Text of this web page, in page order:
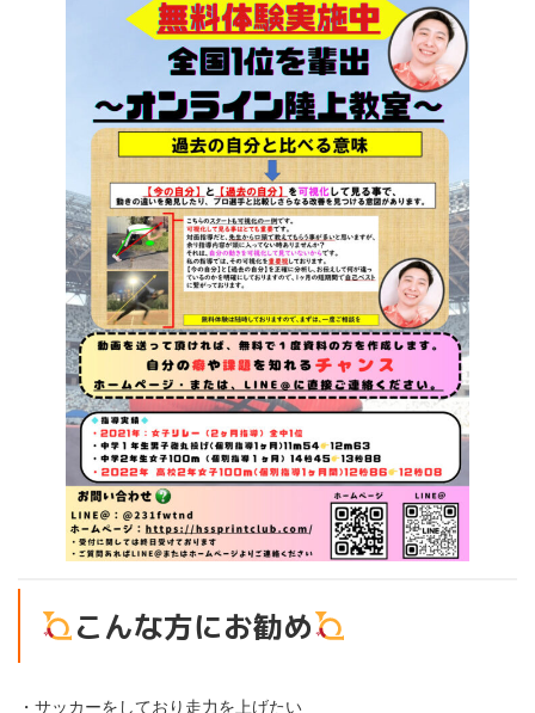
こんな方にお勧め
・サッカーをしており走力を上げたい